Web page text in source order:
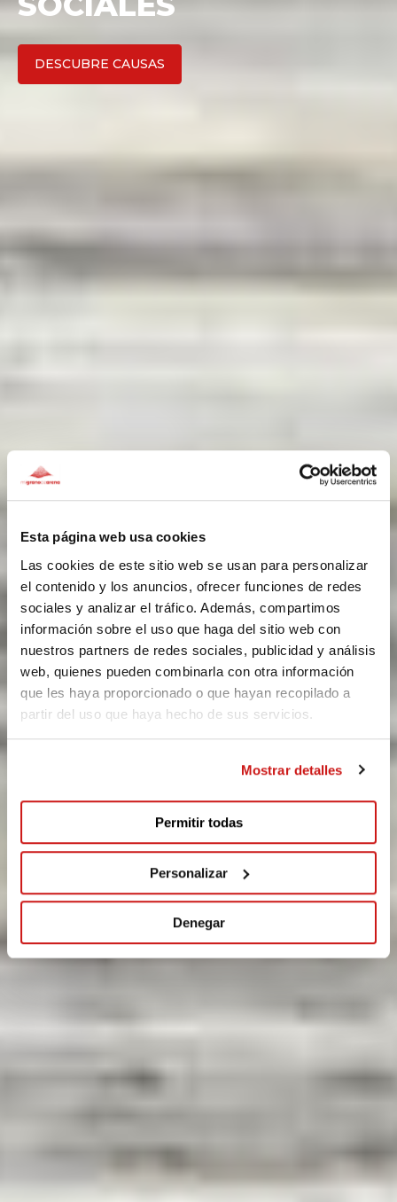
Esta página web usa cookies
Las cookies de este sitio web se usan para personalizar
el contenido y los anuncios, ofrecer funciones de redes
sociales y analizar el tráfico. Además, compartimos
información sobre el uso que haga del sitio web con
nuestros partners de redes sociales, publicidad y análisis
web, quienes pueden combinarla con otra información
que les haya proporcionado o que hayan recopilado a
partir del uso que haya hecho de sus servicios.
Mostrar detalles
Permitir todas
Personalizar
Denegar
EMPIEZA AHORA